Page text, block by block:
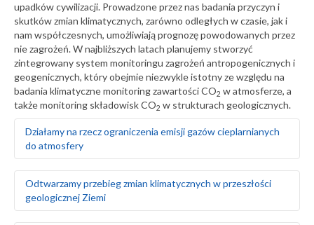
upadków cywilizacji. Prowadzone przez nas badania przyczyn i
skutków zmian klimatycznych, zarówno odległych w czasie, jak i
nam współczesnych, umożliwiają prognozę powodowanych przez
nie zagrożeń. W najbliższych latach planujemy stworzyć
zintegrowany system monitoringu zagrożeń antropogenicznych i
geogenicznych, który obejmie niezwykle istotny ze względu na
badania klimatyczne monitoring zawartości CO2 w atmosferze, a
także monitoring składowisk CO2 w strukturach geologicznych.
Działamy na rzecz ograniczenia emisji gazów cieplarnianych
do atmosfery
strukturach geologicznych
Analizujemy opcje geologicznego składowania CO2w
Odtwarzamy przebieg zmian klimatycznych w przeszłości
geologicznej Ziemi